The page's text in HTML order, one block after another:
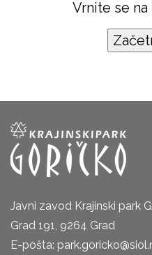
Vrnite se
Javni zavod Krajinski park
Grad 191, 9264 Grad
E-pošta: